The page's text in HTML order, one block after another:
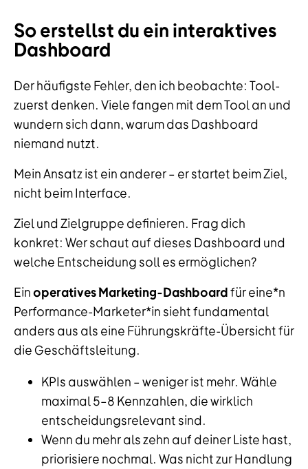
So erstellst du ein interaktives
Dashboard
Der häufigste Fehler, den ich beobachte: Tool-
zuerst denken. Viele fangen mit dem Tool an und
wundern sich dann, warum das Dashboard
niemand nutzt.
Mein Ansatz ist ein anderer – er startet beim Ziel,
nicht beim Interface.
Ziel und Zielgruppe definieren. Frag dich
konkret: Wer schaut auf dieses Dashboard und
welche Entscheidung soll es ermöglichen?
Einoperatives Marketing-Dashboardfür eine*n
Performance-Marketer*in sieht fundamental
anders aus als eine Führungskräfte-Übersicht für
die Geschäftsleitung.
KPIs auswählen – weniger ist mehr. Wähle
maximal 5–8 Kennzahlen, die wirklich
entscheidungsrelevant sind.
Wenn du mehr als zehn auf deiner Liste hast,
priorisiere nochmal. Was nicht zur Handlung